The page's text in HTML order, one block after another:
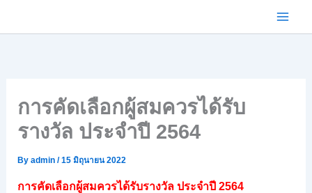
การคัดเลือกผู้สมควรได้รับ
รางวัล ประจำปี 2564
By admin /15 มิถุนายน 2022
การคัดเลือกผู้สมควรได้รับรางวัล ประจำปี 2564